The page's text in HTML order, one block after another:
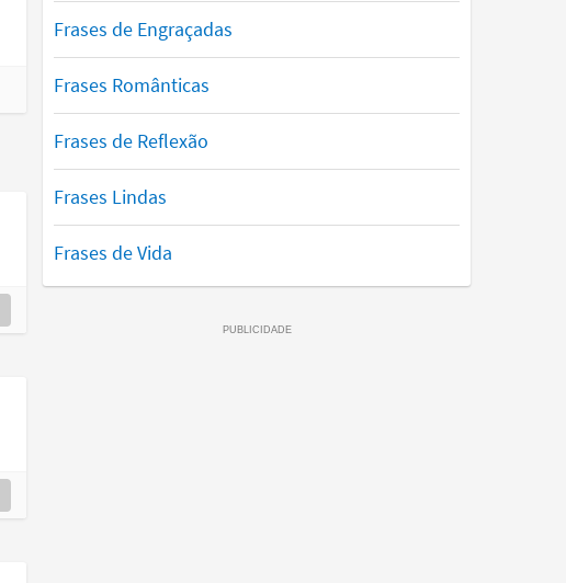
Frases de Engraçadas
Frases Românticas
Frases de Reflexão
Frases Lindas
Frases de Vida